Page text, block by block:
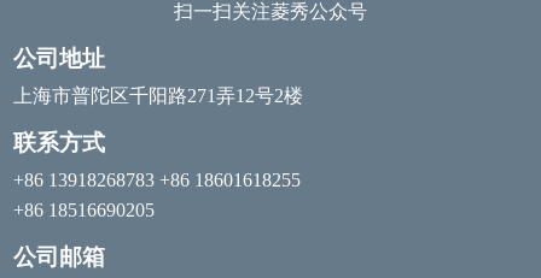
扫一扫关注菱秀公众号
公司地址
上海市普陀区千阳路271弄12号2楼
联系方式
+86 13918268783 +86 18601618255
+86 18516690205
公司邮箱